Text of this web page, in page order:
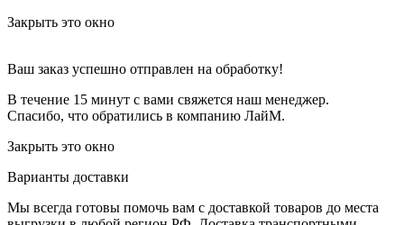
Закрыть это окно
Ваш заказ успешно отправлен на обработку!
В течение 15 минут с вами свяжется наш менеджер.
Спасибо, что обратились в компанию ЛайМ.
Закрыть это окно
Варианты доставки
Мы всегда готовы помочь вам с доставкой товаров до места